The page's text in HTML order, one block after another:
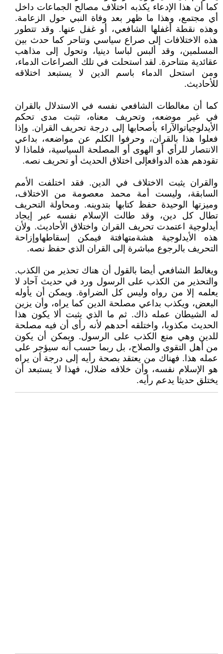
كما أن هذا الإدعاء يكذبه اختلاف مصالح الجماعات داخل
أي مجتمع، وهذا ما ظهر بعد وفاة النبي حول الزعامة.
وهذه نقطة أغفلها الشافعي، أو غفل عنها. وقد تتطور
هذه الاختلافات إلى صراع سياسي وتناحر كما حدث بين
المسلمين، وقد ألبس لباسا دينيا، وتحول إلى مذاهب
عقائدية متناحرة. لقد استحلت في تلك الصراعات الدماء،
ومن استحل الدماء باسم الدين لا يستبعد اختلاقه
للأحاديث.
كما أن مغالطات الشافعي نفسه في الاستدلال بالقران
في غير موضعه، وتحريف معناه، تثبت مدى تحكم
الأيدلوجياتوالآراء بأصحابها إلى درجة تحريف القران. وإذا
فعلوا هذا بالقران، وحرفوا الكلم عن مواضعه، بداعي
الانتصار للرأي أو الهوى أو المصلحة السياسية، فلماذا لا
تقودهم هذه الدوافعإلى اختلاق الحديث أو تحريف نصه.
والقران يثبت الاختلاف في الدين. فقد اختلفت الأمم
السابقة، وليست أمة محمد معصومة من الاختلاف،
وميزتها الوحيدة حفظ كتابها بتدوينه. ومحاولة التحريف
تطال كل دين، وقد طالت الإسلام نفسه عبر إيجاد
أيدلوجية اعتمدت تحريف القران واختلاق الأحاديث. ولأن
هذه الأيدلوجية هشةمتهافتة فيمكن إسقاطهاوإزاحة
التحريف بالرجوع مباشرة إلى القران الذي حفظ نصه.
ويغالط الشافعي أيضا بالقول أن هناك تحذير من الكذب.
والتحذير من الكذب على الرسول ورد في حديث آحاد لا
يعلمه إلا من رواه وليس كل الضراوة. ويمكن أن يأوله
البعض، ويكذب بداعي مصلحة الدين كما يراه، وأن يزين
له الشيطان عمله ذاك. ثم ما الذي يثبت ألا يكون هذا
الحديث مكذوبا، واختلقه أحدهم لأنه رأى أن فيه مصلحة
للدين وهي منع الكذب على الرسول. ويمكن أن يكون
من أهل التقوى والصلاح، بل ربما حسب أنه سيؤجر على
عمله هذا. فهناك من يعتقد بصحة رأيه إلى درجة أن يراه
هو الإسلام نفسه، وأن خلافه ضلال، فهذا لا يستبعد أن
يختلق حديثا يدعم رأيه.